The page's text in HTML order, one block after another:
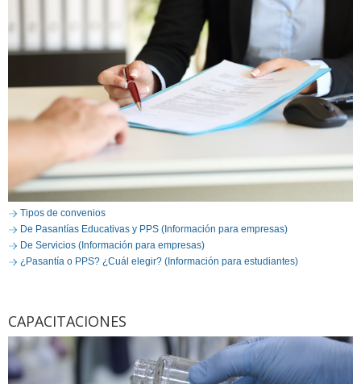
Tipos de convenios
De Pasantías Educativas y PPS (Información para empresas)
De Servicios (Información para empresas)
¿Pasantía o PPS? ¿Cuál elegir? (Información para estudiantes)
CAPACITACIONES